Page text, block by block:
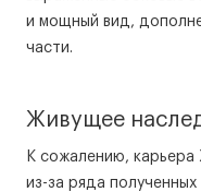
и мощный вид,
части.
Живущее
К сожалению,
из-за ряда